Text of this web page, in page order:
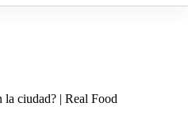
ciudad? | Real Food